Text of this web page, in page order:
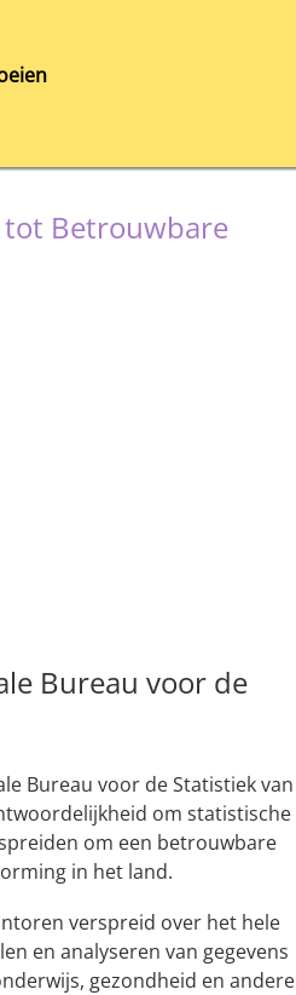
tot Betrouwbare
Bureau voor de
Bureau voor de Statistiek van
om statistische
om een betrouwbare
in het land.
verspreid over het hele
en analyseren van gegevens
gezondheid en andere